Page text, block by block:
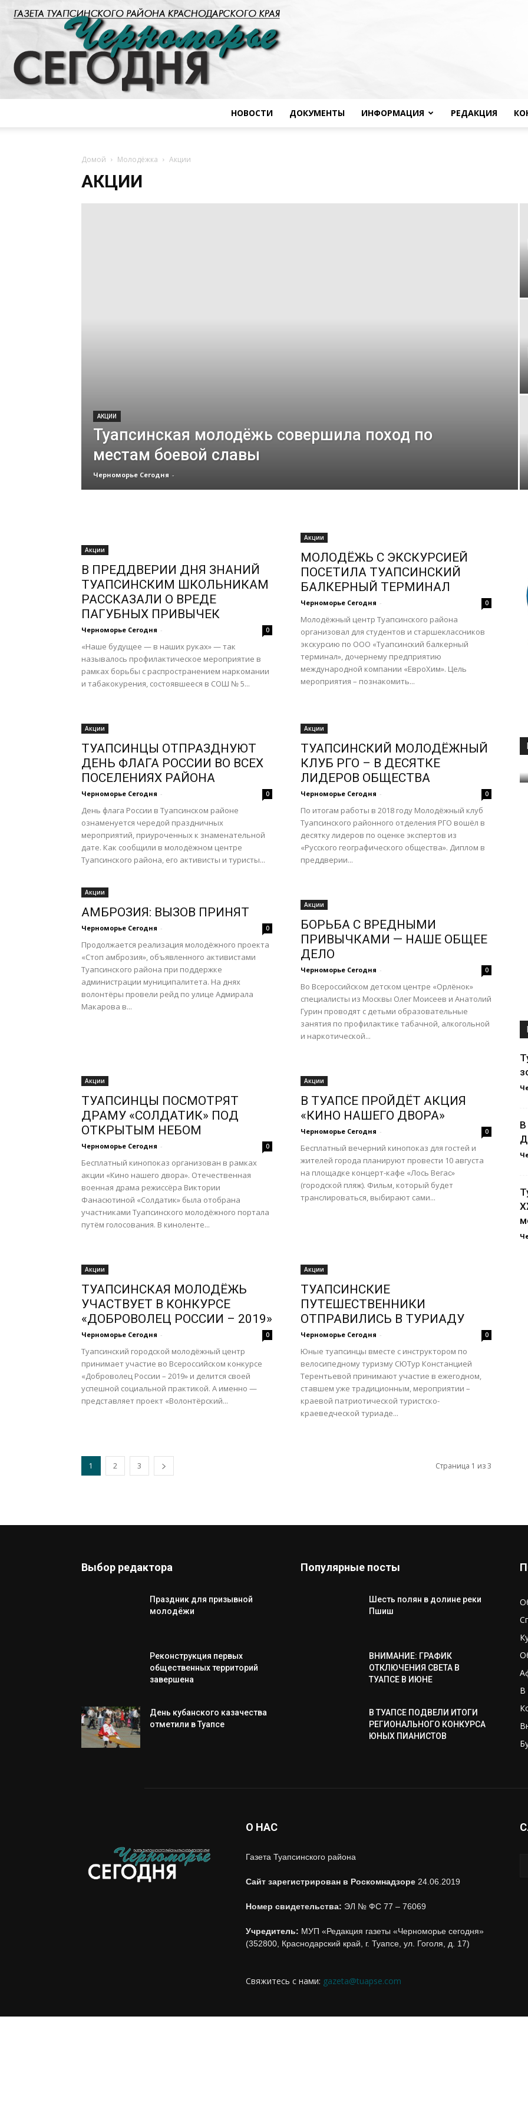
НОВОСТИ ДОКУМЕНТЫ ИНФОРМАЦИЯ РЕДАКЦИЯ
Домой Молодёжка Акции
АКЦИИ
АКЦИИ
Туапсинская молодёжь совершила поход по
местам боевой славы
Черноморье Сегодня -
Акции
В ПРЕДДВЕРИИ ДНЯ ЗНАНИЙ
ТУАПСИНСКИМ ШКОЛЬНИКАМ
РАССКАЗАЛИ О ВРЕДЕ
ПАГУБНЫХ ПРИВЫЧЕК
Черноморье Сегодня - 0
«Наше будущее — в наших руках» — так
называлось профилактическое мероприятие в
рамках борьбы с распространением наркомании
и табакокурения, состоявшееся в СОШ № 5...
Акции
МОЛОДЁЖЬ С ЭКСКУРСИЕЙ
ПОСЕТИЛА ТУАПСИНСКИЙ
БАЛКЕРНЫЙ ТЕРМИНАЛ
Черноморье Сегодня - 0
Молодёжный центр Туапсинского района
организовал для студентов и старшеклассников
экскурсию по ООО «Туапсинский балкерный
терминал», дочернему предприятию
международной компании «ЕвроХим». Цель
мероприятия – познакомить...
Акции
ТУАПСИНЦЫ ОТПРАЗДНУЮТ
ДЕНЬ ФЛАГА РОССИИ ВО ВСЕХ
ПОСЕЛЕНИЯХ РАЙОНА
Черноморье Сегодня - 0
День флага России в Туапсинском районе
ознаменуется чередой праздничных
мероприятий, приуроченных к знаменательной
дате. Как сообщили в молодёжном центре
Туапсинского района, его активисты и туристы...
Акции
ТУАПСИНСКИЙ МОЛОДЁЖНЫЙ
КЛУБ РГО – В ДЕСЯТКЕ
ЛИДЕРОВ ОБЩЕСТВА
Черноморье Сегодня - 0
По итогам работы в 2018 году Молодёжный клуб
Туапсинского районного отделения РГО вошёл в
десятку лидеров по оценке экспертов из
«Русского географического общества». Диплом в
преддверии...
Акции
АМБРОЗИЯ: ВЫЗОВ ПРИНЯТ
Черноморье Сегодня - 0
Продолжается реализация молодёжного проекта
«Стоп амброзия», объявленного активистами
Туапсинского района при поддержке
администрации муниципалитета. На днях
волонтёры провели рейд по улице Адмирала
Макарова в...
Акции
БОРЬБА С ВРЕДНЫМИ
ПРИВЫЧКАМИ — НАШЕ ОБЩЕЕ
ДЕЛО
Черноморье Сегодня - 0
Во Всероссийском детском центре «Орлёнок»
специалисты из Москвы Олег Моисеев и Анатолий
Гурин проводят с детьми образовательные
занятия по профилактике табачной, алкогольной
и наркотической...
Акции
ТУАПСИНЦЫ ПОСМОТРЯТ
ДРАМУ «СОЛДАТИК» ПОД
ОТКРЫТЫМ НЕБОМ
Черноморье Сегодня - 0
Бесплатный кинопоказ организован в рамках
акции «Кино нашего двора». Отечественная
военная драма режиссёра Виктории
Фанасютиной «Солдатик» была отобрана
участниками Туапсинского молодёжного портала
путём голосования. В киноленте...
Акции
В ТУАПСЕ ПРОЙДЁТ АКЦИЯ
«КИНО НАШЕГО ДВОРА»
Черноморье Сегодня - 0
Бесплатный вечерний кинопоказ для гостей и
жителей города планируют провести 10 августа
на площадке концерт-кафе «Лось Вегас»
(городской пляж). Фильм, который будет
транслироваться, выбирают сами...
Акции
ТУАПСИНСКАЯ МОЛОДЁЖЬ
УЧАСТВУЕТ В КОНКУРСЕ
«ДОБРОВОЛЕЦ РОССИИ – 2019»
Черноморье Сегодня - 0
Туапсинский городской молодёжный центр
принимает участие во Всероссийском конкурсе
«Доброволец России – 2019» и делится своей
успешной социальной практикой. А именно —
представляет проект «Волонтёрский...
Акции
ТУАПСИНСКИЕ
ПУТЕШЕСТВЕННИКИ
ОТПРАВИЛИСЬ В ТУРИАДУ
Черноморье Сегодня - 0
Юные туапсинцы вместе с инструктором по
велосипедному туризму СЮТур Констанцией
Терентьевой принимают участие в ежегодном,
ставшем уже традиционным, мероприятии –
краевой патриотической туристско-
краеведческой туриаде...
1 2 3 Страница 1 из 3
В
Выбор редактора
Праздник для призывной
молодёжи
Реконструкция первых
общественных территорий
завершена
День кубанского казачества
отметили в Туапсе
Популярные посты
Шесть полян в долине реки
Пшиш
ВНИМАНИЕ: ГРАФИК
ОТКЛЮЧЕНИЯ СВЕТА В
ТУАПСЕ В ИЮНЕ
В ТУАПСЕ ПОДВЕЛИ ИТОГИ
РЕГИОНАЛЬНОГО КОНКУРСА
ЮНЫХ ПИАНИСТОВ
В
О НАС
Газета Туапсинского района
Сайт зарегистрирован в Роскомнадзоре 24.06.2019
Номер свидетельства: ЭЛ № ФС 77 – 76069
Учредитель: МУП «Редакция газеты «Черноморье сегодня»
(352800, Краснодарский край, г. Туапсе, ул. Гоголя, д. 17)
Свяжитесь с нами: gazeta@tuapse.com